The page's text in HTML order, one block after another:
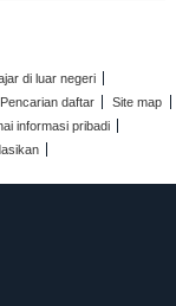
di luar negeri
Pencarian daftar
Site map
informasi pribadi